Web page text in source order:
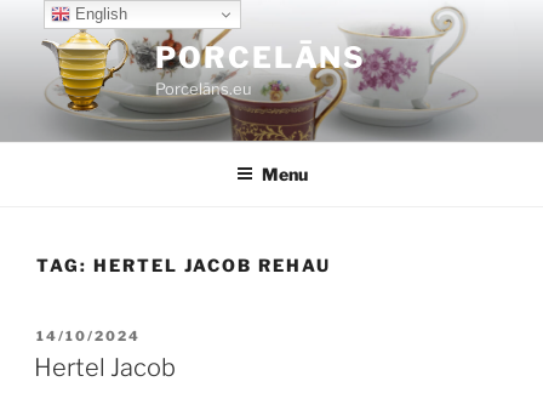
content
PORCELĀNS
Porcelāns.eu
Menu
TAG: HERTEL JACOB REHAU
POSTED
ON
14/10/2024
Hertel Jacob
English